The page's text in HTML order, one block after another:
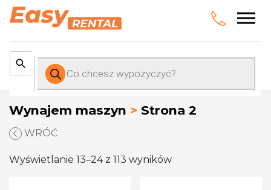
Wyszukiwarka
produktów
Wynajem maszyn > Strona 2
WRÓĆ
Wyświetlanie 13–24 z 113 wyników